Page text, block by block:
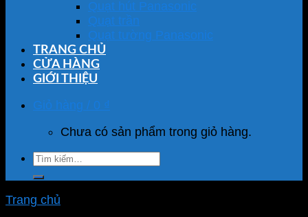
Quạt hút Panasonic
Quạt trần
Quạt tường Panasonic
TRANG CHỦ
CỬA HÀNG
GIỚI THIỆU
Giỏ hàng / 0 ₫
Chưa có sản phẩm trong giỏ hàng.
Tìm
kiếm:
Trang chủ